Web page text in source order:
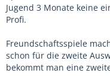
Druck Situationen als
Training ersetzen.
Und ich meine wir
noch lange lange nicht
der "Vorpubertät" und
Jugend 3 Monate keine
Profi.
Freundschaftsspiele
schon für die zweite
bekommt man eine